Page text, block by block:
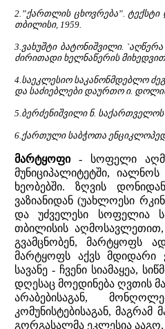
2.”ქართლის ცხოვრება”.
თბილისი, 1959.
3.ვახუშტი ბატონიშვილი.
ძირითადი ხელნაწერის მიხედვით
4.საეკლესიო საკანონმდებლო
და საძიებლები დაურთო ი.
5.ბერძენიშვილი ნ. საქართველოს
6.ქართული საბჭოთა
მარტყოფი- სოფელი
მუნიციპალიტეტში,
ხეობებში. ზღვის
ვაზიანიდან (უახლოესი
და უძველესი სოფელია
თბილისის
გვამცნობენ, მარტყოფს
მარტყოფს აქვს მდიდარი
სავანე - ჩვენი სიამაყეა,
დღესაც მოედინება ღვთის
არაბებისაგან,
კომუნისტებისაგან, მაგრამ
გორგასალმა ეკლესია